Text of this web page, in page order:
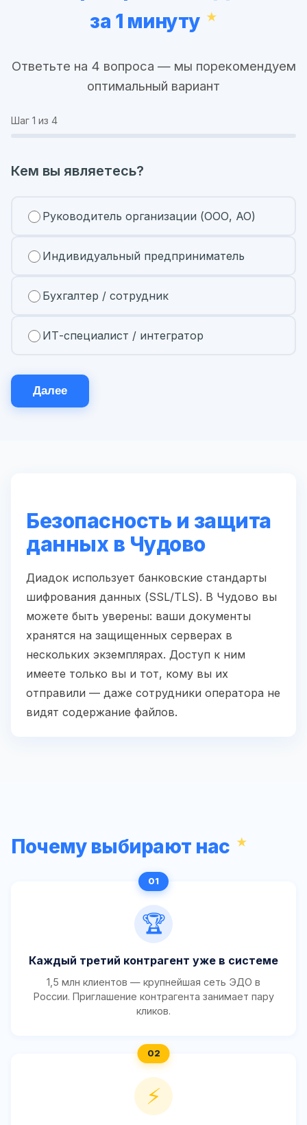
за 1 минуту
Ответьте на 4 вопроса — мы порекомендуем
оптимальный вариант
Шаг 1 из 4
Кем вы являетесь?
Руководитель организации (ООО, АО)
Индивидуальный предприниматель
Бухгалтер / сотрудник
ИТ-специалист / интегратор
Далее
Безопасность и защита
данных в Чудово
Диадок использует банковские стандарты
шифрования данных (SSL/TLS). В Чудово вы
можете быть уверены: ваши документы
хранятся на защищенных серверах в
нескольких экземплярах. Доступ к ним
имеете только вы и тот, кому вы их
отправили — даже сотрудники оператора не
видят содержание файлов.
Почему выбирают нас
🏆
Каждый третий контрагент уже в системе
1,5 млн клиентов — крупнейшая сеть ЭДО в
России. Приглашение контрагента занимает пару
кликов.
⚡